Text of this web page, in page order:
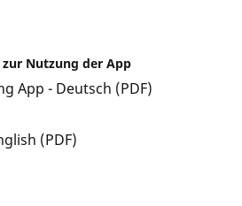
Nutzung der App
App - Deutsch (PDF)
(PDF)